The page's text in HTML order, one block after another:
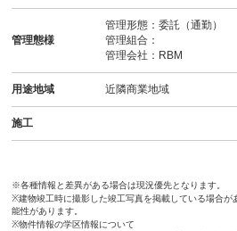
管理態様
管理形態：委託（通勤）
管理組合：
管理会社：RBM
用途地域 近隣商業地域
施工
※各種情報と差異がある場合は現況優先となります。
※建物竣工時に撮影した竣工写真を掲載している場合が
能性があります。
※物件情報の学区情報について